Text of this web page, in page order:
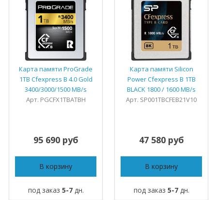
Карта памяти ProGrade
1TB Cfexpress B 4.0 Gold
3400/3000/1500 MB/s
Арт. PGCFX1TBATBH
95 690 руб
В корзину
под заказ 5-7дн.
Карта памяти Silicon
Power Cfexpress B 1TB
BLACK 1800 / 1600 MB/s
Арт. SP001TBCFEB21V10
47 580 руб
В корзину
под заказ 5-7дн.